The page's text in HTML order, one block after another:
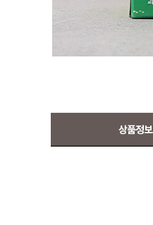
상품정보